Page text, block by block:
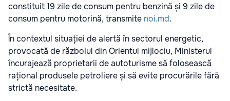
constituit 19 zile de consum pentru benzină și 9 zile de
consum pentru motorină, transmite noi.md.
În contextul situației de alertă în sectorul energetic,
provocată de războiul din Orientul mijlociu, Ministerul
încurajează proprietarii de autoturisme să folosească
rațional produsele petroliere și să evite procurările fără
strictă necesitate.